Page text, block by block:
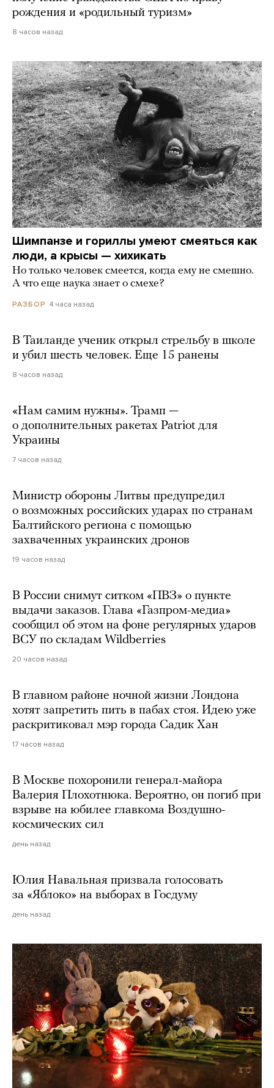
рождения и «родильный туризм»
8 часов назад
Шимпанзе и гориллы умеют смеяться как
люди, а крысы — хихикать
Но только человек смеется, когда ему не смешно.
А что еще наука знает о смехе?
РАЗБОР 4 часа назад
В Таиланде ученик открыл стрельбу в школе
и убил шесть человек. Еще 15 ранены
8 часов назад
«Нам самим нужны». Трамп —
о дополнительных ракетах Patriot для
Украины
7 часов назад
Министр обороны Литвы предупредил
о возможных российских ударах по странам
Балтийского региона с помощью
захваченных украинских дронов
19 часов назад
В России снимут ситком «ПВЗ» о пункте
выдачи заказов. Глава «Газпром-медиа»
сообщил об этом на фоне регулярных ударов
ВСУ по складам Wildberries
20 часов назад
В главном районе ночной жизни Лондона
хотят запретить пить в пабах стоя. Идею уже
раскритиковал мэр города Садик Хан
17 часов назад
В Москве похоронили генерал-майора
Валерия Плохотнюка. Вероятно, он погиб при
взрыве на юбилее главкома Воздушно-
космических сил
день назад
Юлия Навальная призвала голосовать
за «Яблоко» на выборах в Госдуму
день назад